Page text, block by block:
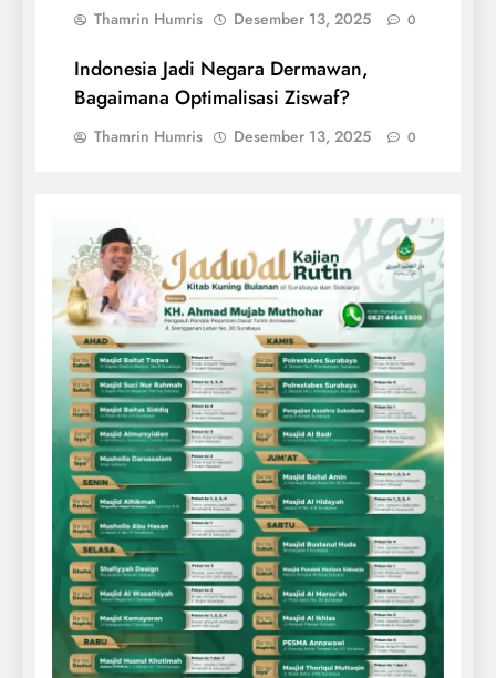
Thamrin Humris Desember 13, 2025 0
Indonesia Jadi Negara Dermawan,
Bagaimana Optimalisasi Ziswaf?
Thamrin Humris Desember 13, 2025 0